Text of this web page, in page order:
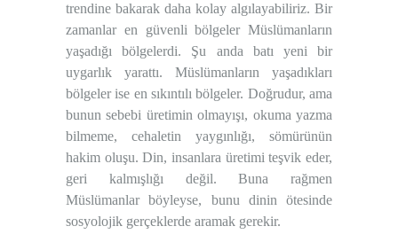
trendine bakarak daha kolay algılayabiliriz. Bir
zamanlar en güvenli bölgeler Müslümanların
yaşadığı bölgelerdi. Şu anda batı yeni bir
uygarlık yarattı. Müslümanların yaşadıkları
bölgeler ise en sıkıntılı bölgeler. Doğrudur, ama
bunun sebebi üretimin olmayışı, okuma yazma
bilmeme, cehaletin yaygınlığı, sömürünün
hakim oluşu. Din, insanlara üretimi teşvik eder,
geri kalmışlığı değil. Buna rağmen
Müslümanlar böyleyse, bunu dinin ötesinde
sosyolojik gerçeklerde aramak gerekir.